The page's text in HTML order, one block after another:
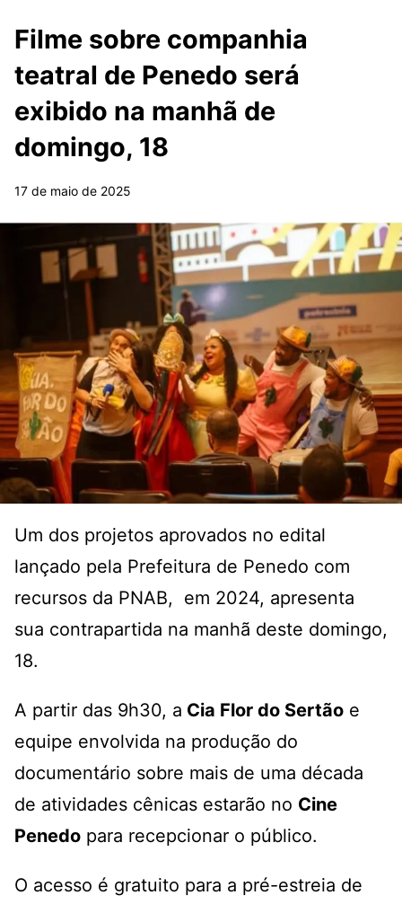
Filme sobre companhia
teatral de Penedo será
exibido na manhã de
domingo, 18
17 de maio de 2025
Um dos projetos aprovados no edital
lançado pela Prefeitura de Penedo com
recursos da PNAB, em 2024, apresenta
sua contrapartida na manhã deste domingo,
18.
A partir das 9h30, a Cia Flor do Sertão e
equipe envolvida na produção do
documentário sobre mais de uma década
de atividades cênicas estarão no Cine
Penedo para recepcionar o público.
O acesso é gratuito para a pré-estreia de